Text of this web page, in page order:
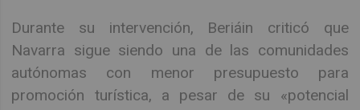
Durante su intervención, Beriáin criticó que
Navarra sigue siendo una de las comunidades
autónomas con menor presupuesto para
promoción turística, a pesar de su «potencial